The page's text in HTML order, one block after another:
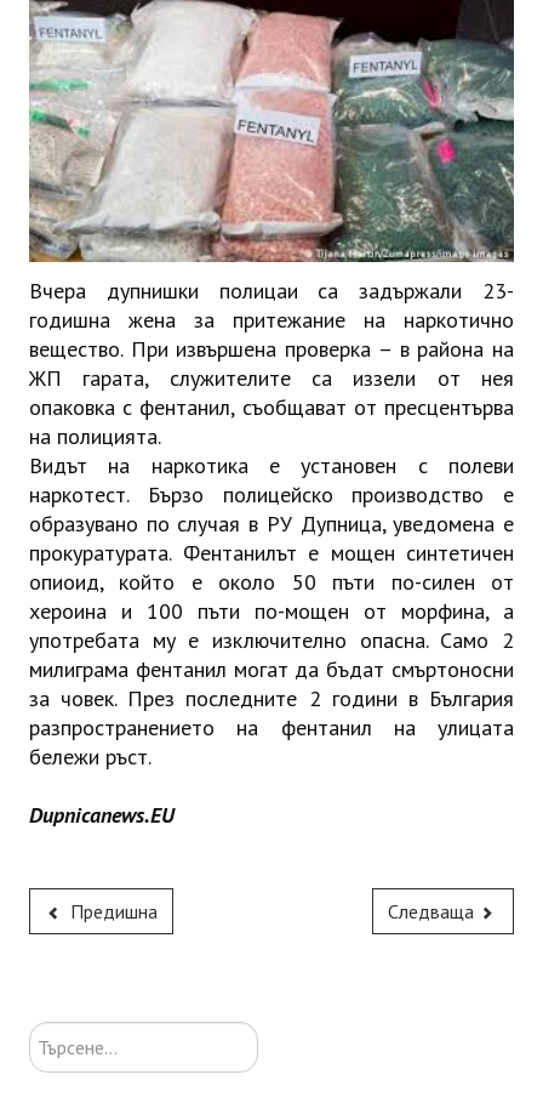
ЗА РЕГИОНА
Бележити дупничани
История
Населени места
ЗАБРАВЕНАТА ДУПНИЦА
СВОБОДНИ РАБОТНИ МЕСТА
Вчера дупнишки полицаи са задържали 23-
годишна жена за притежание на наркотично
вещество. При извършена проверка – в района на
ЖП гарата, служителите са иззели от нея
опаковка с фентанил, съобщават от пресцентърва
на полицията.
Видът на наркотика е установен с полеви
наркотест. Бързо полицейско производство е
образувано по случая в РУ Дупница, уведомена е
прокуратурата. Фентанилът е мощен синтетичен
опиоид, който е около 50 пъти по-силен от
хероина и 100 пъти по-мощен от морфина, а
употребата му е изключително опасна. Само 2
милиграма фентанил могат да бъдат смъртоносни
за човек. През последните 2 години в България
разпространението на фентанил на улицата
бележи ръст.
Dupnicanews.EU
Предишна Следваща
Търсене...